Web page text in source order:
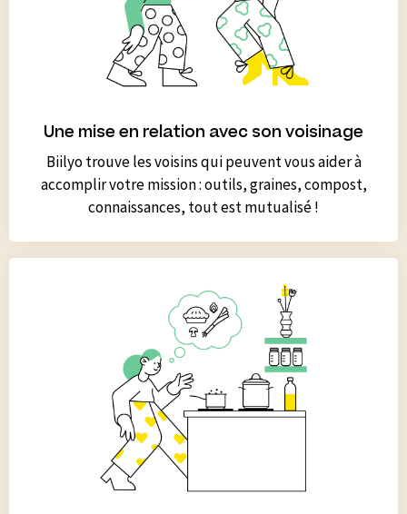
Une mise en relation avec son voisinage
Biilyo trouve les voisins qui peuvent vous aider à
accomplir votre mission : outils, graines, compost,
connaissances, tout est mutualisé !